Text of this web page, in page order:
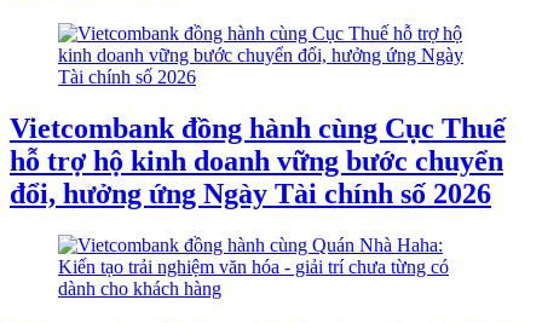
Vietcombank đồng hành cùng Cục Thuế
hỗ trợ hộ kinh doanh vững bước chuyển
đổi, hưởng ứng Ngày Tài chính số 2026